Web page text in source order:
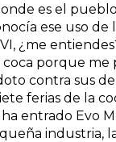
es el
ese uso de
¿me
porque me
contra sus
ferias de la
entrado Evo
industria,